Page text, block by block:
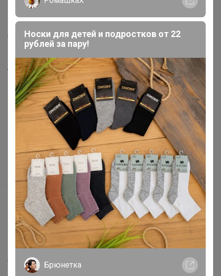
Как получить?
Доставка
Шоурумы
Торговые марки
Наша команда
В наличии
Подарочные сертификаты
Реклама на сайте
Поставщикам
Вакансии
support@24-ok.ru
Написать в поддержку
Защита покупателя
Помощь
О нас
Носки для детей и подростков от 22
рублей за пару!
Брюнетка